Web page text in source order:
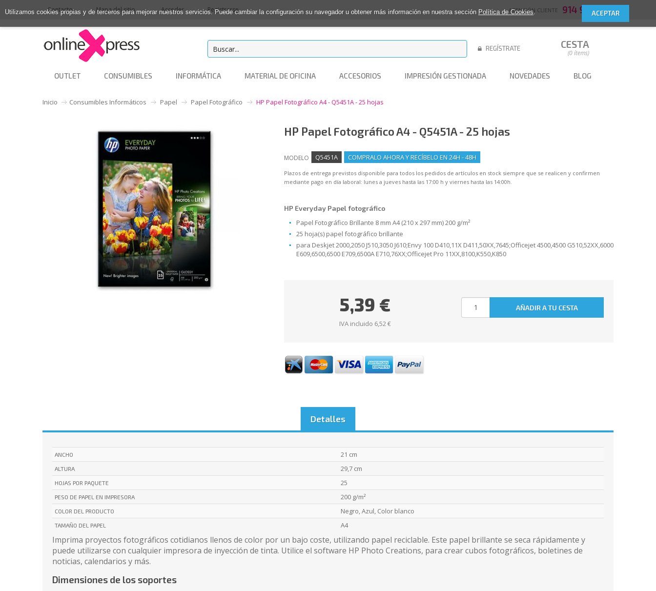
Contacto Mapa del sitio Acceder Registrarse
REGÍSTRATE CESTA
(0 ítems)
Utilizamos cookies propias y de terceros para mejorar nuestros servicios. Puede cambiar la configuración su navegador u obtener más información en nuestra sección Política de Cookies.
ATENCIÓN CLIENTE 914 952 409
OUTLET CONSUMIBLES INFORMÁTICA MATERIAL DE OFICINA ACCESORIOS IMPRESIÓN GESTIONADA NOVEDADES BLOG
Inicio Consumibles Informáticos Papel Papel Fotográfico HP Papel Fotográfico A4 - Q5451A - 25 hojas
HP Papel Fotográfico A4 - Q5451A - 25 hojas
MODELO Q5451A COMPRALO AHORA Y RECÍBELO EN 24H - 48H
Plazos de entrega previstos disponible para todos los pedidos de artículos en stock siempre que se realicen y confirmen
mediante pago en día laboral: lunes a jueves hasta las 17:00 h y viernes hasta las 14:00h.
HP Everyday Papel fotográfico
Papel Fotográfico Brillante 8 mm A4 (210 x 297 mm) 200 g/m²
25 hoja(s) papel fotográfico brillante
para Deskjet 2000,2050 J510,3050 J610;Envy 100 D410,11X D411,50XX,7645;Officejet 4500,4500 G510,52XX,6000
E609,6500,6500 E709,6500A E710,76XX;Officejet Pro 11XX,8100,K550,K850
5,39 €
IVA incluido 6,52 €
Detalles
ANCHO 21 cm
ALTURA 29,7 cm
HOJAS POR PAQUETE 25
PESO DE PAPEL EN IMPRESORA 200 g/m²
COLOR DEL PRODUCTO Negro, Azul, Color blanco
TAMAÑO DEL PAPEL A4
Imprima proyectos fotográficos cotidianos llenos de color por un bajo coste, utilizando papel reciclable. Este papel brillante se seca rápidamente y
puede utilizarse con cualquier impresora de inyección de tinta. Utilice el software HP Photo Creations, para crear cubos fotográficos, boletines de
noticias, calendarios y más.
Dimensiones de los soportes